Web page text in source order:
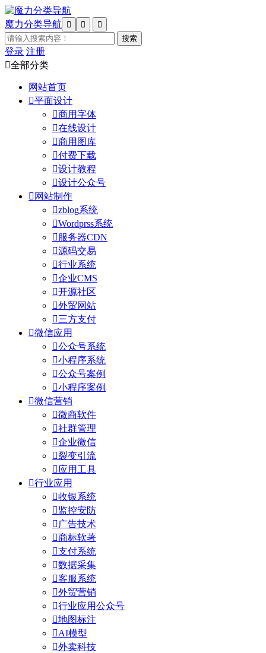
魔力分类导航   
登录 注册
全部分类
网站首页
平面设计
商用字体
在线设计
商用图库
付费下载
设计教程
设计公众号
 网站制作
zblog系统
Wordprss系统
 服务器CDN
源码交易
行业系统
企业CMS
开源社区
外贸网站
三方支付
微信应用
公众号系统
小程序系统
公众号案例
小程序案例
微信营销
微商软件
社群管理
企业微信
裂变引流
应用工具
行业应用
收银系统
监控安防
 广告技术
商标软著
支付系统
数据采集
客服系统
外贸营销
行业应用公众号
地图标注
AI模型
外卖科技